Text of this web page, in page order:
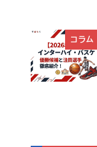
コラム